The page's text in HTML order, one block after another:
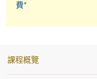
費*
課程概覽